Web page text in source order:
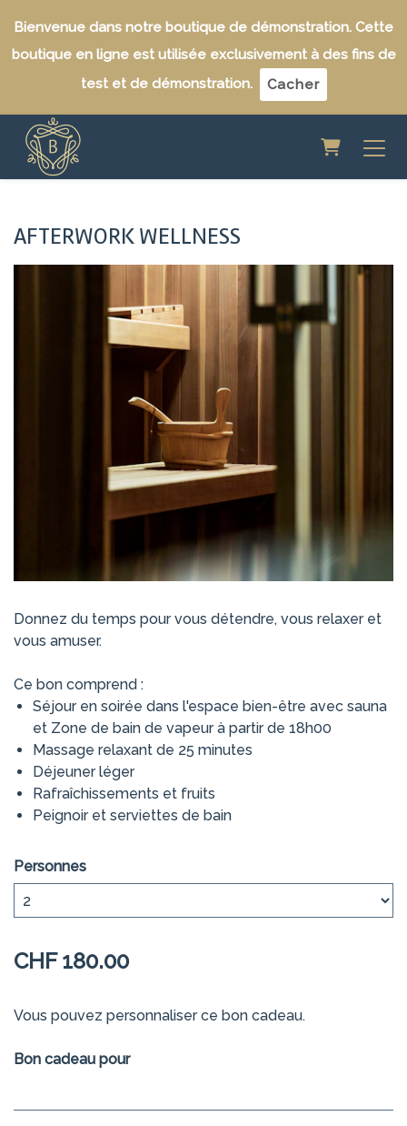
Bienvenue dans notre boutique de démonstration. Cette
boutique en ligne est utilisée exclusivement à des fins de
test et de démonstration.
Cacher
Panier
AFTERWORK WELLNESS
Donnez du temps pour vous détendre, vous relaxer et
vous amuser.
Ce bon comprend :
Séjour en soirée dans l'espace bien-être avec sauna
et Zone de bain de vapeur à partir de 18h00
Massage relaxant de 25 minutes
Déjeuner léger
Rafraîchissements et fruits
Peignoir et serviettes de bain
Personnes
CHF 180.00
Vous pouvez personnaliser ce bon cadeau.
Bon cadeau pour